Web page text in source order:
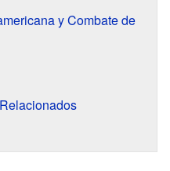
y Combate de